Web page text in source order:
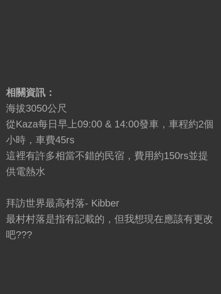
相關資訊：
海拔3050公尺
從Kaza每日早上09:00 & 14:00發車，車程約2個
小時，車費45rs
這裡有許多相當不錯的民宿，費用約150rs並提
供電熱水
拜訪世界最高村落- Kibber
最村村落是指有記載的，但我想現在應該有更改
吧???